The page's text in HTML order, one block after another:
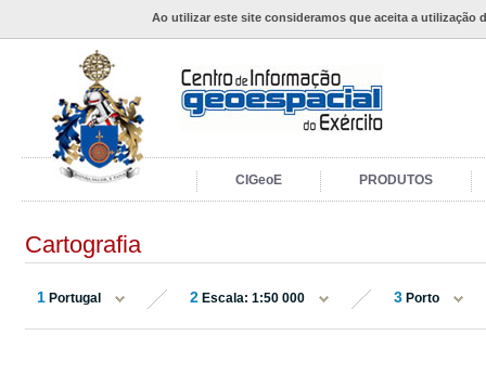
Ao utilizar este site consideramos que aceita a utilização
CIGeoE PRODUTOS
Cartografia
1 Portugal 2 Escala: 1:50 000 3 Porto